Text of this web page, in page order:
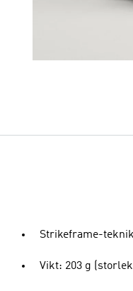
Strikeframe-teknik
Vikt: 203 g (storlek